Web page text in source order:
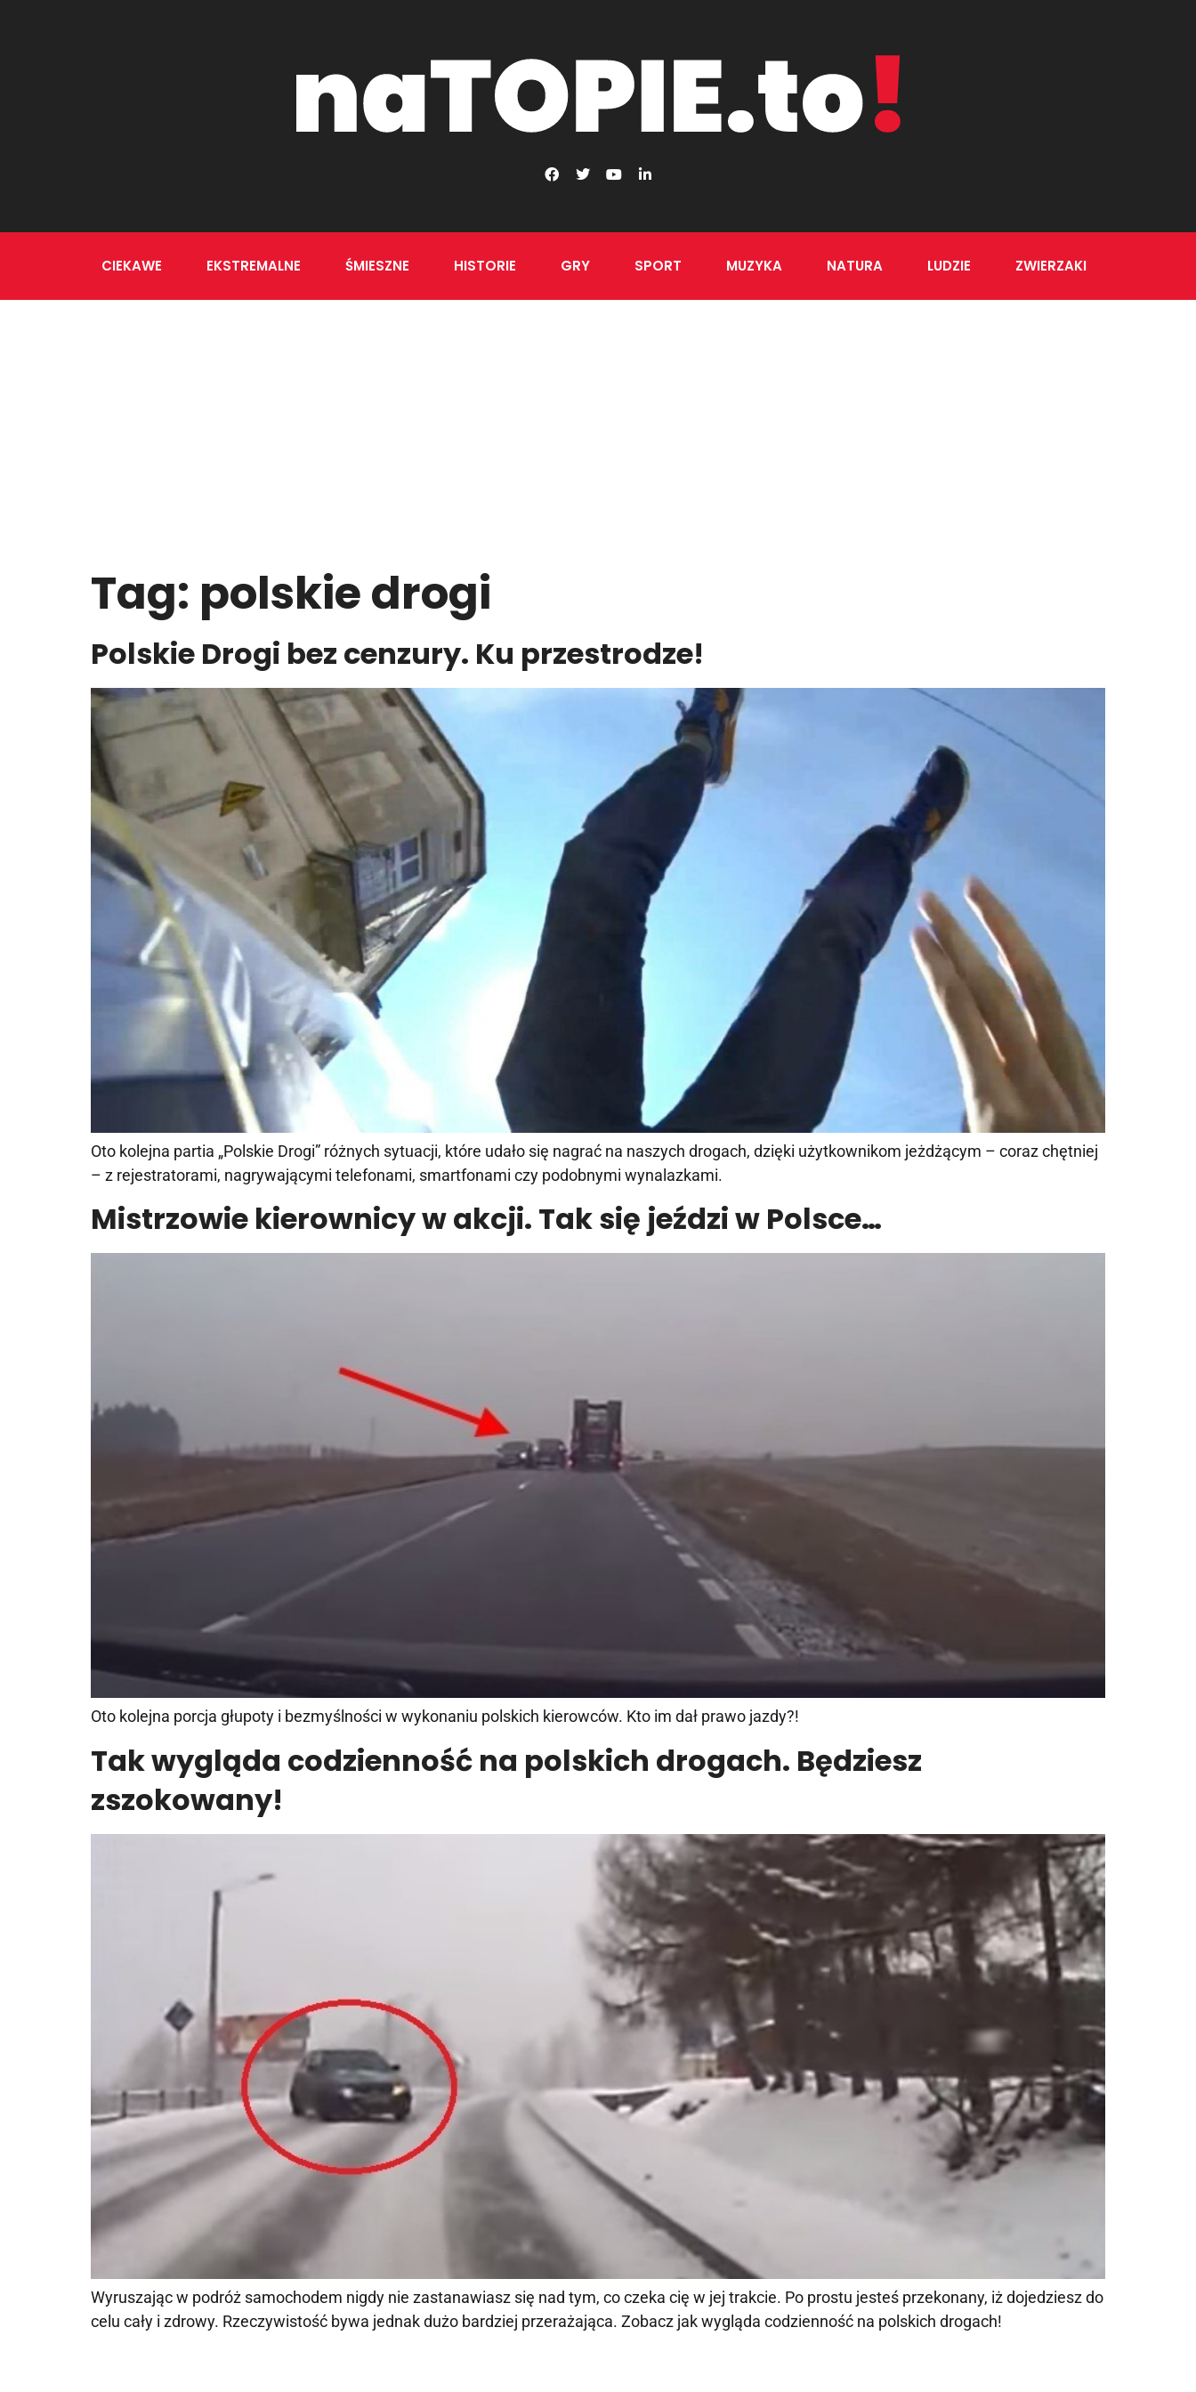
CIEKAWE EKSTREMALNE ŚMIESZNE HISTORIE GRY SPORT MUZYKA NATURA LUDZIE ZWIERZAKI
Tag: polskie drogi
Polskie Drogi bez cenzury. Ku przestrodze!
Oto kolejna partia „Polskie Drogi” różnych sytuacji, które udało się nagrać na naszych drogach, dzięki użytkownikom jeżdżącym – coraz chętniej
– z rejestratorami, nagrywającymi telefonami, smartfonami czy podobnymi wynalazkami.
Mistrzowie kierownicy w akcji. Tak się jeździ w Polsce…
Oto kolejna porcja głupoty i bezmyślności w wykonaniu polskich kierowców. Kto im dał prawo jazdy?!
Tak wygląda codzienność na polskich drogach. Będziesz
zszokowany!
Wyruszając w podróż samochodem nigdy nie zastanawiasz się nad tym, co czeka cię w jej trakcie. Po prostu jesteś przekonany, iż dojedziesz do
celu cały i zdrowy. Rzeczywistość bywa jednak dużo bardziej przerażająca. Zobacz jak wygląda codzienność na polskich drogach!